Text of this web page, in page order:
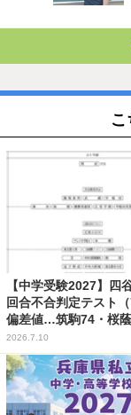
【中学受験2027】四
回合不合判定テスト（
偏差値…筑駒74・桜
2026.7.10